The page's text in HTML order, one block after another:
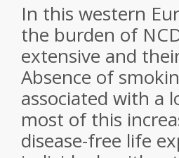
In this western
the burden of
extensive and
Absence of
associated with a
most of this
disease-free life